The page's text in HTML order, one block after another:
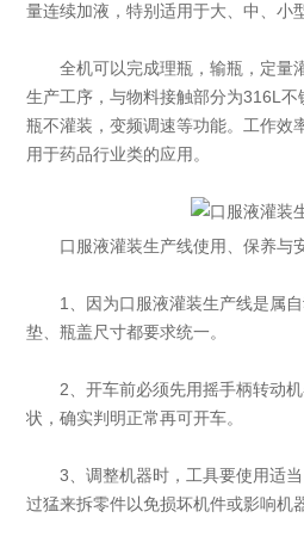
量连续加液，特别适用于大、中、小
全机可以完成理瓶，输瓶，定量
生产工序，与物料接触部分为316L
瓶不灌装，变频调速等功能。工作效
用于药品行业类的应用。
口服液灌装生产线使用、保养与
1、因为口服液灌装生产线是属自
垫、瓶盖尺寸都要求统一。
2、开车前必须先用摇手柄转动机
状，确实判明正常再可开车。
3、调整机器时，工具要使用适当
过猛来拆零件以免损坏机件或影响机